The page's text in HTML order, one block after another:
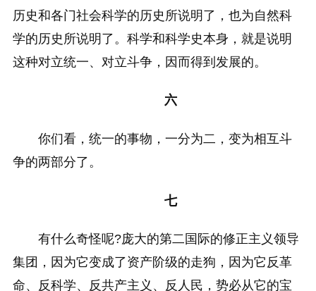
历史和各门社会科学的历史所说明了，也为自然科
学的历史所说明了。科学和科学史本身，就是说明
这种对立统一、对立斗争，因而得到发展的。
六
你们看，统一的事物，一分为二，变为相互斗
争的两部分了。
七
有什么奇怪呢?庞大的第二国际的修正主义领导
集团，因为它变成了资产阶级的走狗，因为它反革
命、反科学、反共产主义、反人民，势必从它的宝